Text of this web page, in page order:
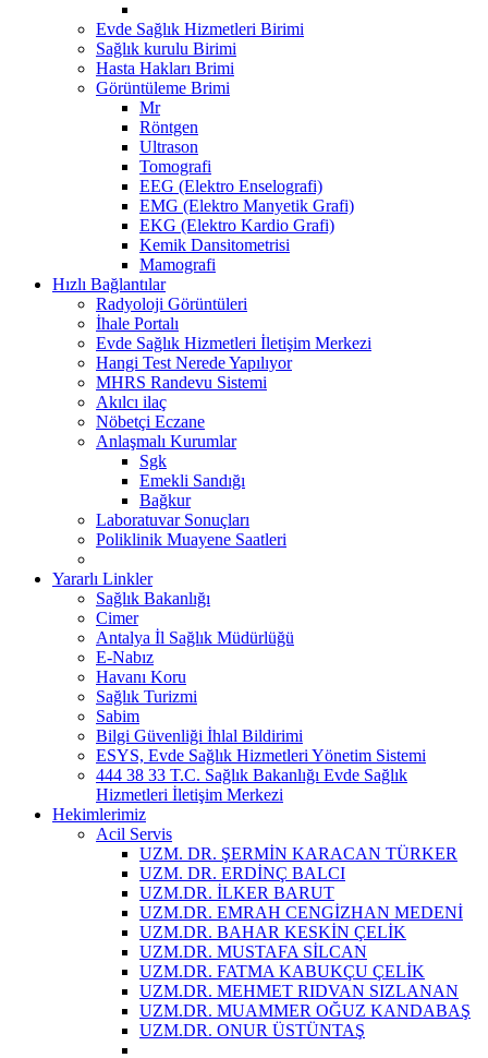
Evde Sağlık Hizmetleri Birimi
Sağlık kurulu Birimi
Hasta Hakları Brimi
Görüntüleme Brimi
Mr
Röntgen
Ultrason
Tomografi
EEG (Elektro Enselografi)
EMG (Elektro Manyetik Grafi)
EKG (Elektro Kardio Grafi)
Kemik Dansitometrisi
Mamografi
Hızlı Bağlantılar
Radyoloji Görüntüleri
İhale Portalı
Evde Sağlık Hizmetleri İletişim Merkezi
Hangi Test Nerede Yapılıyor
MHRS Randevu Sistemi
Akılcı ilaç
Nöbetçi Eczane
Anlaşmalı Kurumlar
Sgk
Emekli Sandığı
Bağkur
Laboratuvar Sonuçları
Poliklinik Muayene Saatleri
Yararlı Linkler
Sağlık Bakanlığı
Cimer
Antalya İl Sağlık Müdürlüğü
E-Nabız
Havanı Koru
Sağlık Turizmi
Sabim
Bilgi Güvenliği İhlal Bildirimi
ESYS, Evde Sağlık Hizmetleri Yönetim Sistemi
444 38 33 T.C. Sağlık Bakanlığı Evde Sağlık
Hizmetleri İletişim Merkezi
Hekimlerimiz
Acil Servis
UZM. DR. ŞERMİN KARACAN TÜRKER
UZM. DR. ERDİNÇ BALCI
UZM.DR. İLKER BARUT
UZM.DR. EMRAH CENGİZHAN MEDENİ
UZM.DR. BAHAR KESKİN ÇELİK
UZM.DR. MUSTAFA SİLCAN
UZM.DR. FATMA KABUKÇU ÇELİK
UZM.DR. MEHMET RIDVAN SIZLANAN
UZM.DR. MUAMMER OĞUZ KANDABAŞ
UZM.DR. ONUR ÜSTÜNTAŞ